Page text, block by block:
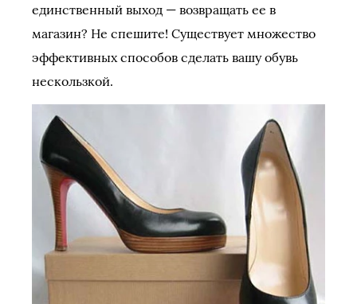
единственный выход — возвращать ее в
магазин? Не спешите! Существует множество
эффективных способов сделать вашу обувь
нескользкой.